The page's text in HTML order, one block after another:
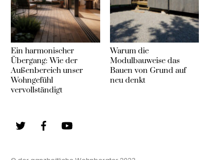
Ein harmonischer
Übergang: Wie der
Außenbereich unser
Wohngefühl
vervollständigt
Warum die
Modulbauweise das
Bauen von Grund auf
neu denkt
Twitter